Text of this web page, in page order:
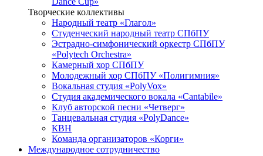
Творческие коллективы
Народный театр «Глагол»
Студенческий народный театр СПбПУ
Эстрадно-симфонический оркестр СПбПУ
«Polytech Orchestra»
Камерный хор СПбПУ
Молодежный хор СПбПУ «Полигимния»
Вокальная студия «PolyVox»
Студия академического вокала «Cantabile»
Клуб авторской песни «Четверг»
Танцевальная студия «PolyDance»
КВН
Команда организаторов «Корги»
Международное сотрудничество